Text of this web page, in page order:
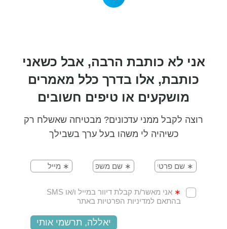
אני לא כותבת הרבה, אבל כשאני
כותבת, אלו בדרך כלל מאמרים
מושקעים או טיפים חשובים
רוצה לקבל ממני עדכונים? מבטיחה שאשלח רק
כשיהיה לי משהו בעל ערך בשבילך